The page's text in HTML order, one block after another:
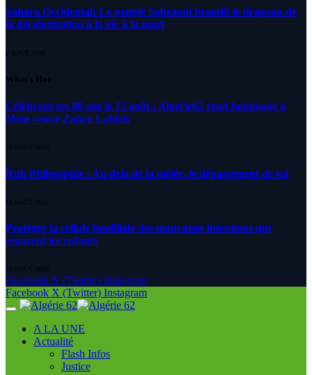
Sahara Occidental: Le peuple Sahraoui brandit le drapeau de
la décolonisation à la vie à la mort
8 AOÛT 2026
What's Hot
Célébrant ses 80 ans le 12 août : Algérie62 rend hommage à
Mme veuve Zahra Lahlah
10 AOÛT 2026
Rub Philosophie : Au dela de la mêlée, le dépassement de soi
10 AOÛT 2026
Protéger la cellule familliale des mauvaises intentions qui
séparent les enfants
10 AOÛT 2026
Facebook X (Twitter) Instagram
Facebook X (Twitter) Instagram
A LA UNE
Actualité
Flash Infos
Justice